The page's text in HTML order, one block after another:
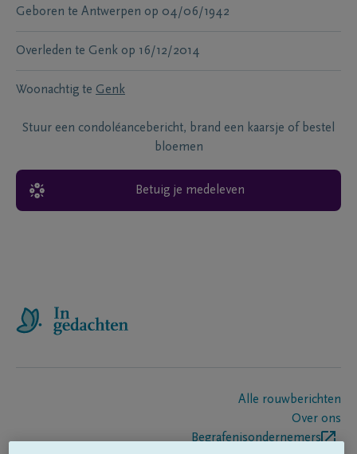
Geboren te Antwerpen op 04/06/1942
Overleden te Genk op 16/12/2014
Woonachtig te Genk
Stuur een condoléancebericht, brand een kaarsje of bestel
bloemen
Betuig je medeleven
Alle rouwberichten
Over ons
Begrafenisondernemers